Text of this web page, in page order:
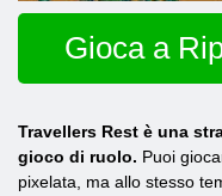
Gioca a
Travellers Rest è una
gioco di ruolo. Puoi
pixelata, ma allo stesso